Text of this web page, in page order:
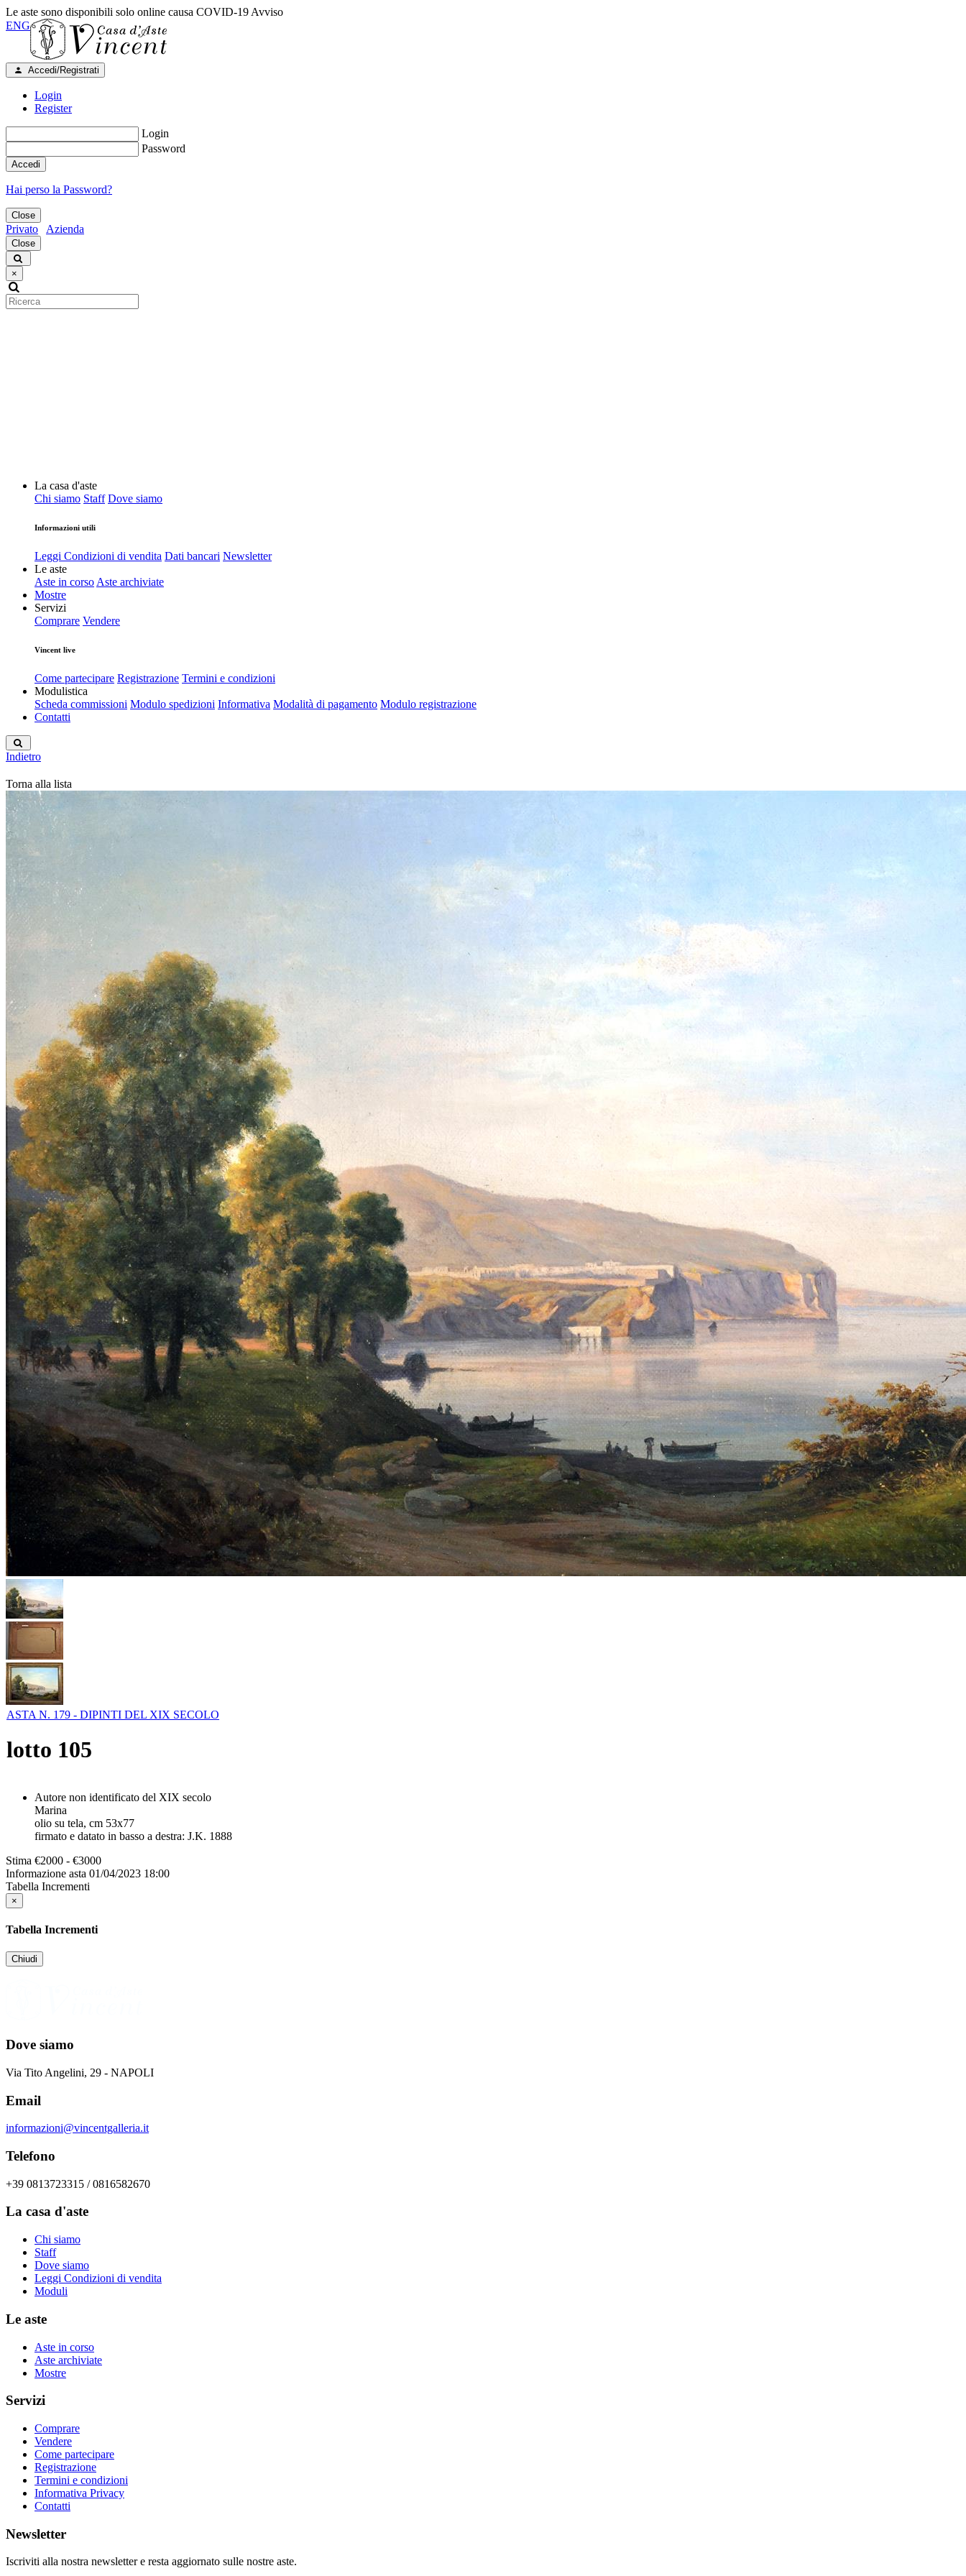
Le aste sono disponibili solo online causa COVID-19 Avviso
ENG
Accedi/Registrati
Login
Register
Login
Password
Accedi
Hai perso la Password?
Close
Privato Azienda
Close
×
La casa d'aste
Chi siamo Staff Dove siamo
Informazioni utili
Leggi Condizioni di vendita Dati bancari Newsletter
Le aste
Aste in corso Aste archiviate
Mostre
Servizi
Comprare Vendere
Vincent live
Come partecipare Registrazione Termini e condizioni
Modulistica
Scheda commissioni Modulo spedizioni Informativa Modalità di pagamento Modulo registrazione
Contatti
Indietro
Torna alla lista
ASTA N. 179 - DIPINTI DEL XIX SECOLO
lotto 105
Autore non identificato del XIX secolo
Marina
olio su tela, cm 53x77
firmato e datato in basso a destra: J.K. 1888
Stima €2000 - €3000
Informazione asta 01/04/2023 18:00
Tabella Incrementi
×
Tabella Incrementi
Chiudi
Dove siamo
Via Tito Angelini, 29 - NAPOLI
Email
informazioni@vincentgalleria.it
Telefono
+39 0813723315 / 0816582670
La casa d'aste
Chi siamo
Staff
Dove siamo
Leggi Condizioni di vendita
Moduli
Le aste
Aste in corso
Aste archiviate
Mostre
Servizi
Comprare
Vendere
Come partecipare
Registrazione
Termini e condizioni
Informativa Privacy
Contatti
Newsletter
Iscriviti alla nostra newsletter e resta aggiornato sulle nostre aste.